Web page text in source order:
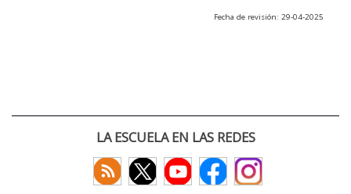
Fecha de revisión: 29-04-2025
LA ESCUELA EN LAS REDES